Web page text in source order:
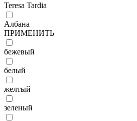
Teresa Tardia
Албана
ПРИМЕНИТЬ
бежевый
белый
желтый
зеленый